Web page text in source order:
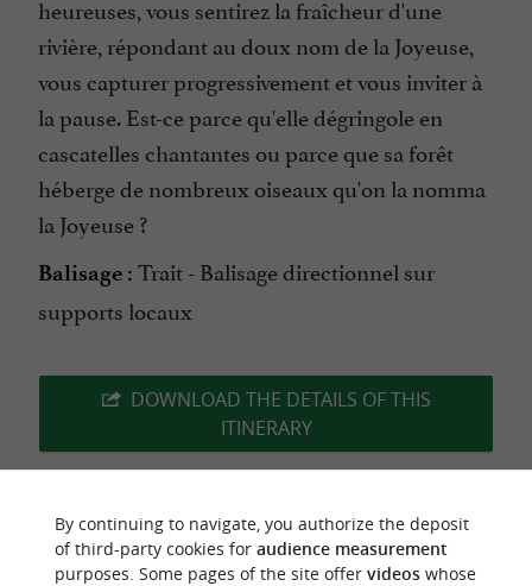
heureuses, vous sentirez la fraîcheur d'une
rivière, répondant au doux nom de la Joyeuse,
vous capturer progressivement et vous inviter à
la pause. Est-ce parce qu'elle dégringole en
cascatelles chantantes ou parce que sa forêt
héberge de nombreux oiseaux qu'on la nomma
la Joyeuse ?
Balisage : Trait - Balisage directionnel sur
supports locaux
DOWNLOAD THE DETAILS OF THIS
ITINERARY
Last update :01/01/2026 à 10:32:21
By continuing to navigate, you authorize the deposit
of third-party cookies for audience measurement
purposes. Some pages of the site offer videoswhose